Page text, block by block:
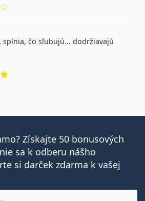
splnia, čo sľubujú... dodržiavajú
Získajte 50 bonusových
sa k odberu nášho
si darček zdarma k vašej